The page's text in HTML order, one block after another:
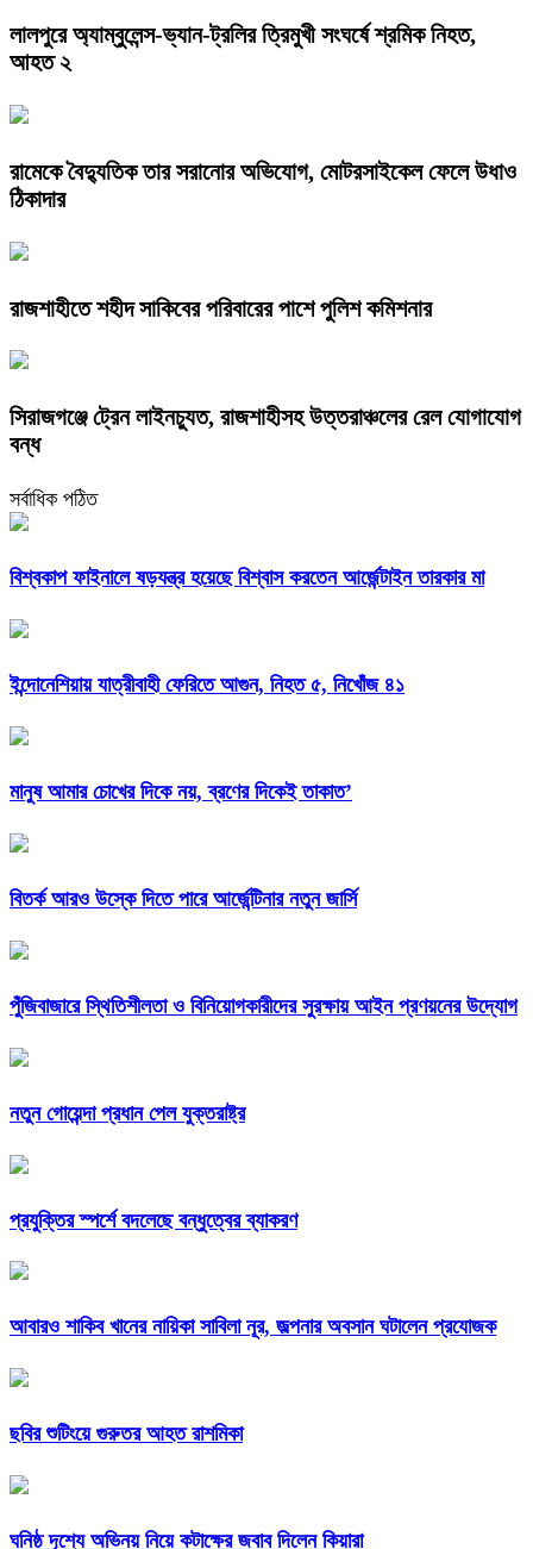
লালপুরে অ্যাম্বুলেন্স-ভ্যান-ট্রলির ত্রিমুখী সংঘর্ষে শ্রমিক নিহত,
আহত ২
রামেকে বৈদ্যুতিক তার সরানোর অভিযোগ, মোটরসাইকেল ফেলে উধাও
ঠিকাদার
রাজশাহীতে শহীদ সাকিবের পরিবারের পাশে পুলিশ কমিশনার
সিরাজগঞ্জে ট্রেন লাইনচ্যুত, রাজশাহীসহ উত্তরাঞ্চলের রেল যোগাযোগ
বন্ধ
সর্বাধিক পঠিত
বিশ্বকাপ ফাইনালে ষড়যন্ত্র হয়েছে বিশ্বাস করতেন আর্জেন্টাইন তারকার মা
ইন্দোনেশিয়ায় যাত্রীবাহী ফেরিতে আগুন, নিহত ৫, নিখোঁজ ৪১
মানুষ আমার চোখের দিকে নয়, ব্রণের দিকেই তাকাত’
বিতর্ক আরও উস্কে দিতে পারে আর্জেন্টিনার নতুন জার্সি
পুঁজিবাজারে স্থিতিশীলতা ও বিনিয়োগকারীদের সুরক্ষায় আইন প্রণয়নের উদ্যোগ
নতুন গোয়েন্দা প্রধান পেল যুক্তরাষ্ট্র
প্রযুক্তির স্পর্শে বদলেছে বন্ধুত্বের ব্যাকরণ
আবারও শাকিব খানের নায়িকা সাবিলা নূর, জল্পনার অবসান ঘটালেন প্রযোজক
ছবির শুটিংয়ে গুরুতর আহত রাশমিকা
ঘনিষ্ঠ দৃশ্যে অভিনয় নিয়ে কটাক্ষের জবাব দিলেন কিয়ারা